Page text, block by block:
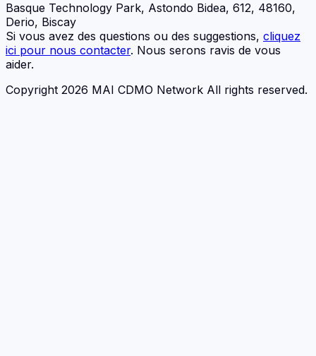
Basque Technology Park, Astondo Bidea, 612, 48160,
Derio, Biscay
Si vous avez des questions ou des suggestions, cliquez
ici pour nous contacter. Nous serons ravis de vous
aider.
Copyright 2026 MAI CDMO Network All rights reserved.